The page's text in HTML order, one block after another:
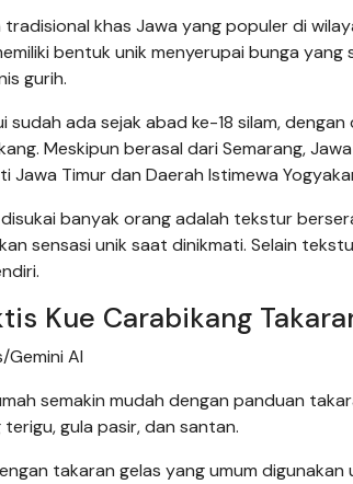
khas Jawa yang populer di
bentuk unik menyerupai bunga
gurih.
sudah ada sejak abad ke-18 silam,
Meskipun berasal dari Semarang,
Jawa Timur dan Daerah Istimewa
banyak orang adalah tekstur
sensasi unik saat dinikmati. Selain
Kue Carabikang
Gemini AI
semakin mudah dengan panduan
gula pasir, dan santan.
takaran gelas yang umum